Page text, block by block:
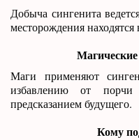
Добыча сингенита
месторождения
Магические
Маги применяют
избавлению от
предсказанием будущего.
Кому